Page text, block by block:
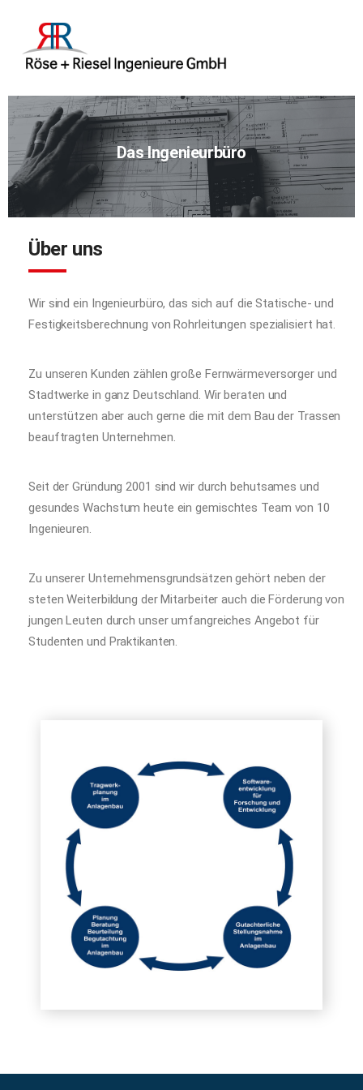
Das Ingenieurbüro
Über uns
Wir sind ein Ingenieurbüro, das sich auf die Statische- und
Festigkeitsberechnung von Rohrleitungen spezialisiert hat.
Zu unseren Kunden zählen große Fernwärmeversorger und
Stadtwerke in ganz Deutschland. Wir beraten und
unterstützen aber auch gerne die mit dem Bau der Trassen
beauftragten Unternehmen.
Seit der Gründung 2001 sind wir durch behutsames und
gesundes Wachstum heute ein gemischtes Team von 10
Ingenieuren.
Zu unserer Unternehmensgrundsätzen gehört neben der
steten Weiterbildung der Mitarbeiter auch die Förderung von
jungen Leuten durch unser umfangreiches Angebot für
Studenten und Praktikanten.